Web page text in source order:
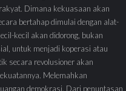
Dimana kekuasaan akan
bertahap dimulai dengan alat-
kecil akan didorong, bukan
untuk menjadi koperasi atau
secara revolusioner akan
Melemahkan
demokrasi. Dari penuntasan